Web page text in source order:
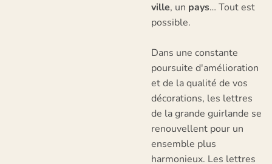
ville, un pays… Tout est
possible.
Dans une constante
poursuite d'amélioration
et de la qualité de vos
décorations, les lettres
de la grande guirlande se
renouvellent pour un
ensemble plus
harmonieux. Les lettres